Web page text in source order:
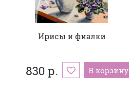
Ирисы и фиалки
830 р. В корзину